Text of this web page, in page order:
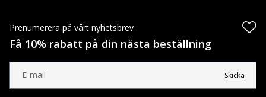
Prenumerera på vårt nyhetsbrev
Få 10% rabatt på din nästa beställning
Skicka